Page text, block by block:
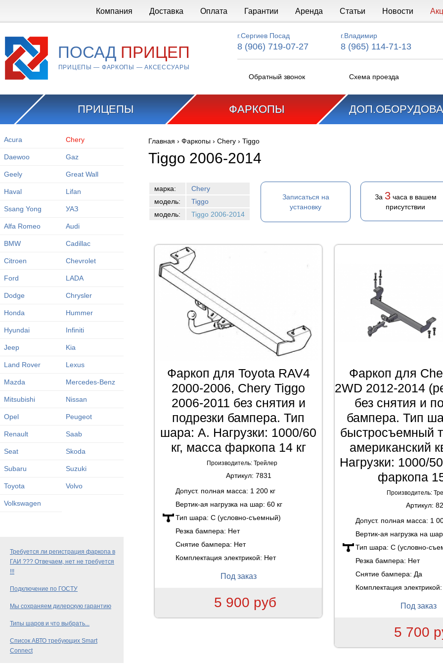
Компания Доставка Оплата Гарантии Аренда Статьи Новости
ПОСАД ПРИЦЕП
ПРИЦЕПЫ — ФАРКОПЫ — АКСЕССУАРЫ
г.Сергиев Посад
8 (906) 719-07-27
г.Владимир
8 (965) 114-71-13
Обратный звонок Схема проезда
ПРИЦЕПЫ ФАРКОПЫ
Acura Chery
Daewoo Gaz
Geely Great Wall
Haval Lifan
Ssang Yong УАЗ
Alfa Romeo Audi
BMW Cadillac
Citroen Chevrolet
Ford LADA
Dodge Chrysler
Honda Hummer
Hyundai Infiniti
Jeep Kia
Land Rover Lexus
Mazda Mercedes-Benz
Mitsubishi Nissan
Opel Peugeot
Renault Saab
Seat Skoda
Subaru Suzuki
Toyota Volvo
Volkswagen
Требуется ли регистрация фаркопа в
ГАИ ??? Отвечаем, нет не требуется
!!!
Подключение по ГОСТУ
Мы сохраняем дилерскую гарантию
Типы шаров и что выбрать...
Список АВТО требующих Smart
Connect
Вы здесь
Главная › Фаркопы › Chery › Tiggo
Tiggo 2006-2014
марка:
Chery
модель:
Tiggo
модель:
Tiggo 2006-2014
Записаться на
установку
За 3часа в вашем
присутствии
Фаркоп для Toyota RAV4
2000-2006, Chery Tiggo
2006-2011 без снятия и
подрезки бампера. Тип
шара: A. Нагрузки: 1000/60
кг, масса фаркопа 14 кг
Производитель: Трейлер
Артикул: 7831
Допуст. полная масса: 1 200 кг
Вертик-ая нагрузка на шар: 60 кг
Тип шара: C (условно-съемный)
Резка бампера: Нет
Снятие бампера: Нет
Комплектация электрикой: Нет
Под заказ
5 900 руб
Фаркоп для
2WD 2012-2014
без снятия и
бампера. Тип
быстросъемный
американский
Нагрузки: 1000/
фаркопа
Производитель:
Артикул:
Допуст. полная масса: 1
Вертик-ая нагрузка на
Тип шара: C (условно-
Резка бампера: Нет
Снятие бампера: Да
Комплектация
Под заказ
5 700